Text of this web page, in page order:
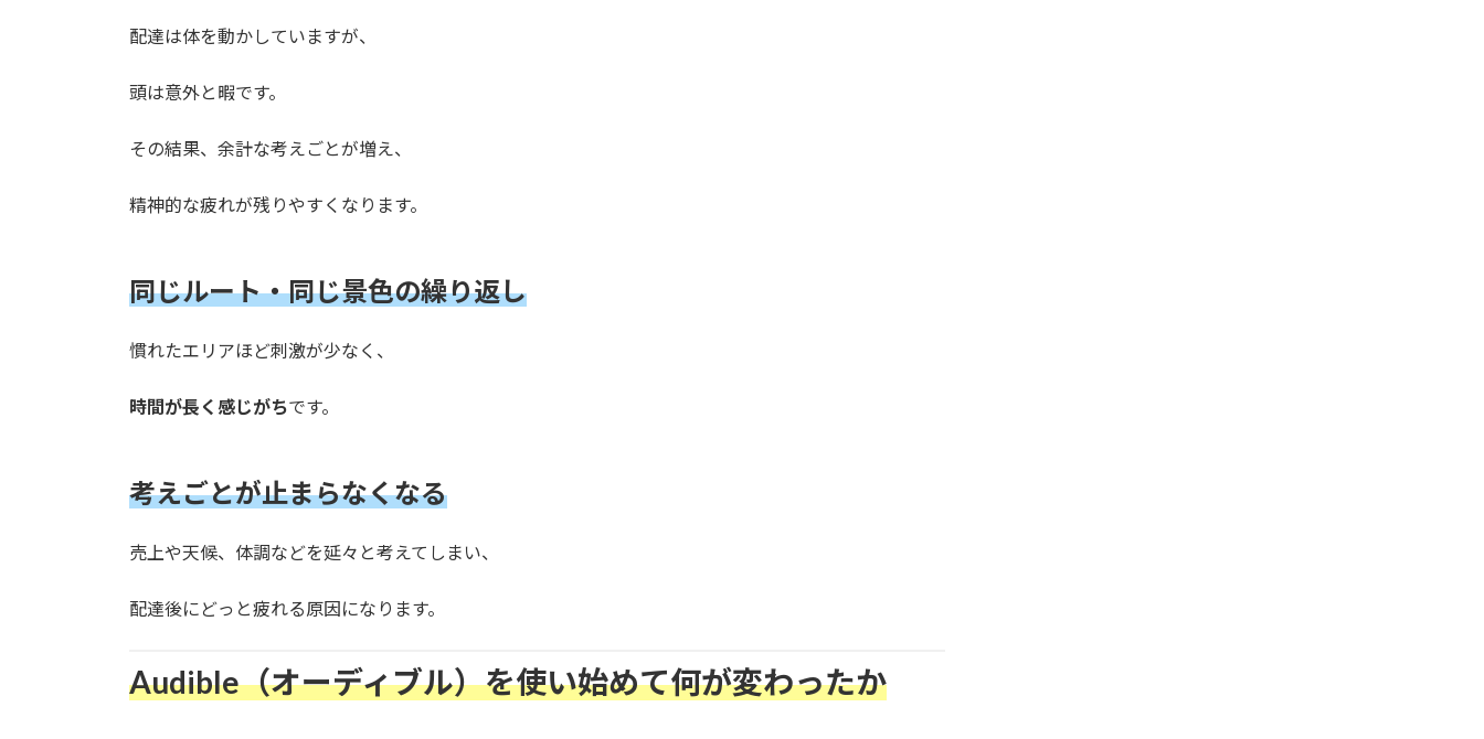
配達は体を動かしていますが、
頭は意外と暇です。
その結果、余計な考えごとが増え、
精神的な疲れが残りやすくなります。
同じルート・同じ景色の繰り返し
慣れたエリアほど刺激が少なく、
時間が長く感じがちです。
考えごとが止まらなくなる
売上や天候、体調などを延々と考えてしまい、
配達後にどっと疲れる原因になります。
Audible（オーディブル）を使い始めて何が変わったか